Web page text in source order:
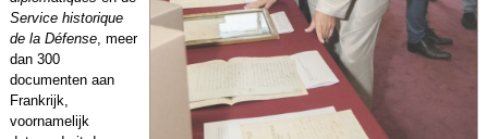
Service historique
de la Défense, meer
dan 300
documenten aan
Frankrijk,
voornamelijk